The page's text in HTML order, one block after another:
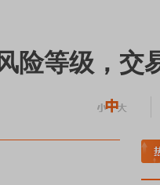
险等级，交